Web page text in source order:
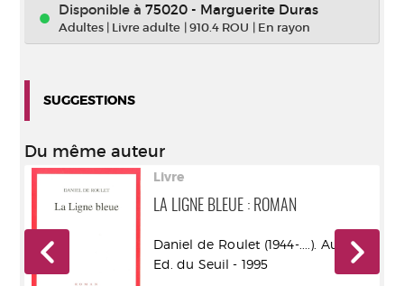
Disponible à 75020 - Marguerite Duras
Adultes | Livre adulte |910.4 ROU | En rayon
SUGGESTIONS
Du même auteur
Livre
LA LIGNE BLEUE : ROMAN
Daniel de Roulet (1944-....). Auteur -
Ed. du Seuil - 1995